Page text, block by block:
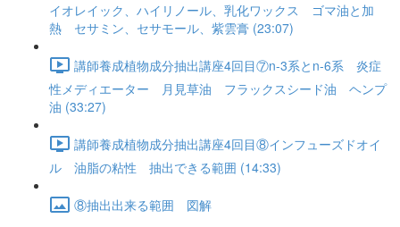
イオレイック、ハイリノール、乳化ワックス ゴマ油と加
熱 セサミン、セサモール、紫雲膏 (23:07)
講師養成植物成分抽出講座4回目⑦n-3系とn-6系 炎症
性メディエーター 月見草油 フラックスシード油 ヘンプ
油 (33:27)
講師養成植物成分抽出講座4回目⑧インフューズドオイ
ル 油脂の粘性 抽出できる範囲 (14:33)
⑧抽出出来る範囲 図解